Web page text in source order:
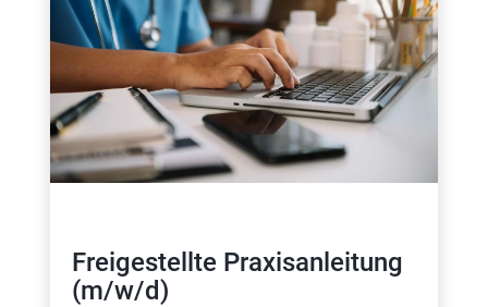
Freigestellte Praxisanleitung
(m/w/d)